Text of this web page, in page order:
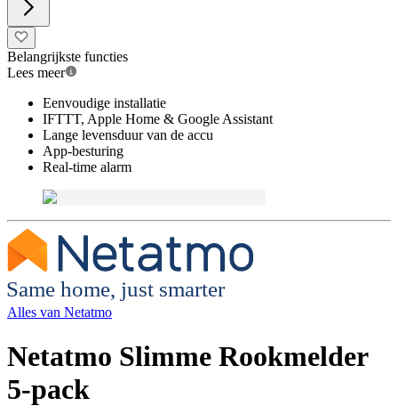
Belangrijkste functies
Lees meer
Eenvoudige installatie
IFTTT, Apple Home & Google Assistant
Lange levensduur van de accu
App-besturing
Real-time alarm
Same home, just smarter
Alles van Netatmo
Netatmo Slimme Rookmelder
5-pack